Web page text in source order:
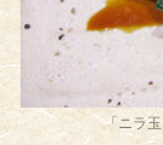
「ニラ